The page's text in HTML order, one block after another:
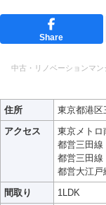
Share
中古・リノベーションマ
住所
東京都港区
アクセス
東京メトロ
都営三田線
都営三田線
都営大江戸
間取り
1LDK